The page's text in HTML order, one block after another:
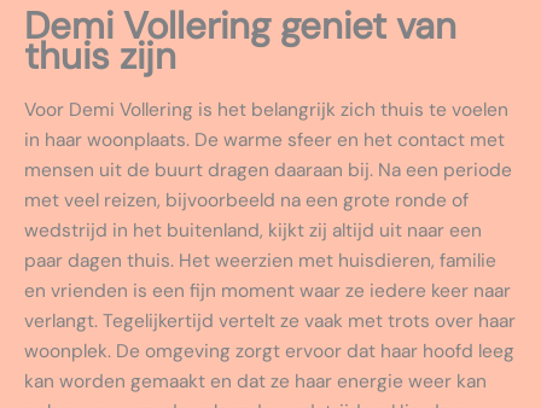
Demi Vollering geniet van
thuis zijn
Voor Demi Vollering is het belangrijk zich thuis te voelen
in haar woonplaats. De warme sfeer en het contact met
mensen uit de buurt dragen daaraan bij. Na een periode
met veel reizen, bijvoorbeeld na een grote ronde of
wedstrijd in het buitenland, kijkt zij altijd uit naar een
paar dagen thuis. Het weerzien met huisdieren, familie
en vrienden is een fijn moment waar ze iedere keer naar
verlangt. Tegelijkertijd vertelt ze vaak met trots over haar
woonplek. De omgeving zorgt ervoor dat haar hoofd leeg
kan worden gemaakt en dat ze haar energie weer kan